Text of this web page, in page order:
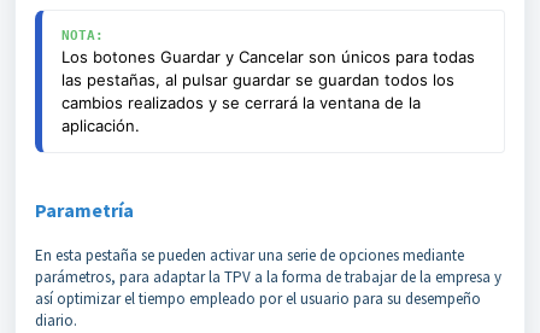
NOTA:
Los botones Guardar y Cancelar son únicos para todas
las pestañas, al pulsar guardar se guardan todos los
cambios realizados y se cerrará la ventana de la
aplicación.
Parametría
En esta pestaña se pueden activar una serie de opciones mediante
parámetros, para adaptar la TPV a la forma de trabajar de la empresa y
así optimizar el tiempo empleado por el usuario para su desempeño
diario.